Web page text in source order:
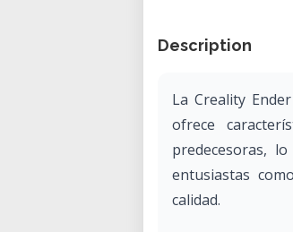
Description
La Creality
ofrece
predecesoras,
entusiastas
calidad.